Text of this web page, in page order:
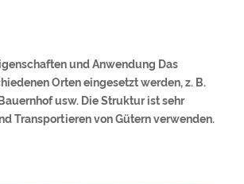
und Anwendung Das
Orten eingesetzt werden, z. B.
usw. Die Struktur ist sehr
Transportieren von Gütern verwenden.